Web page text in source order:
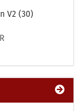
V2 (30)